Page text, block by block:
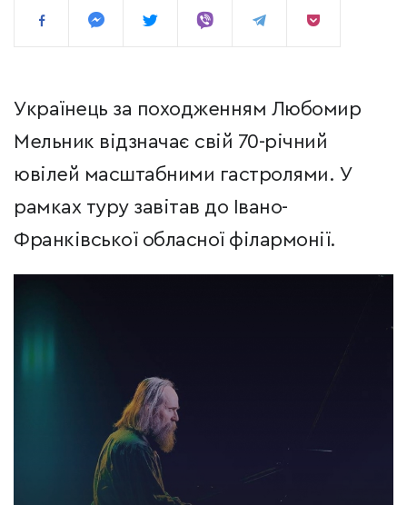
Українець за походженням Любомир
Мельник відзначає свій 70-річний
ювілей масштабними гастролями. У
рамках туру завітав до Івано-
Франківської обласної філармонії.